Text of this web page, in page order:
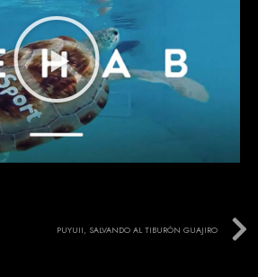
PUYUII, SALVANDO AL TIBURÓN GUAJIRO